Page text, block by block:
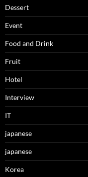
Dessert
Event
Food and Drink
Fruit
Hotel
Interview
IT
japanese
japanese
Korea